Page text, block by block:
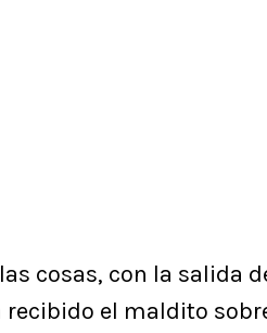
cosas, con la salida
recibido el maldito